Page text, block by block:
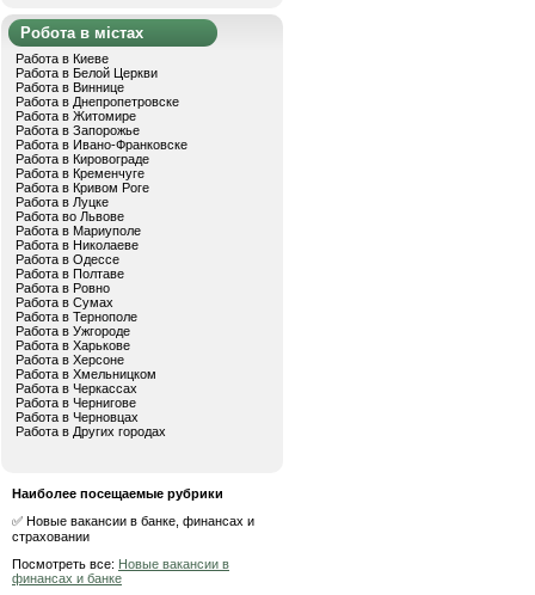
Робота в містах
Работа в Киеве
Работа в Белой Церкви
Работа в Виннице
Работа в Днепропетровске
Работа в Житомире
Работа в Запорожье
Работа в Ивано-Франковске
Работа в Кировограде
Работа в Кременчуге
Работа в Кривом Роге
Работа в Луцке
Работа во Львове
Работа в Мариуполе
Работа в Николаеве
Работа в Одессе
Работа в Полтаве
Работа в Ровно
Работа в Сумах
Работа в Тернополе
Работа в Ужгороде
Работа в Харькове
Работа в Херсоне
Работа в Хмельницком
Работа в Черкассах
Работа в Чернигове
Работа в Черновцах
Работа в Других городах
Наиболее посещаемые рубрики
✅ Новые вакансии в банке, финансах и
страховании
Посмотреть все: Новые вакансии в
финансах и банке